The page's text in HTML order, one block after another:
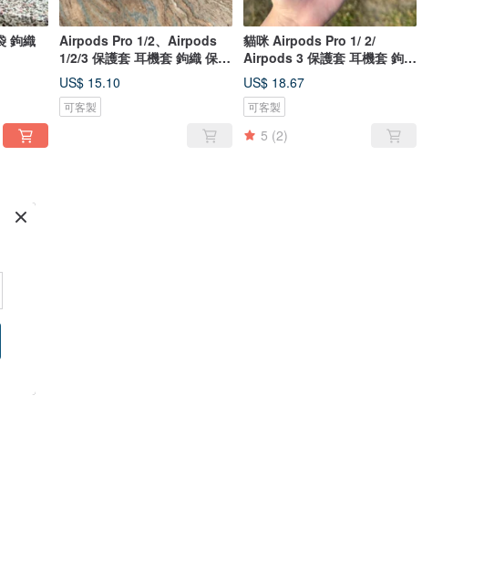
鉤織
Airpods Pro 1/2、Airpods
1/2/3 保護套 耳機套 鉤織 保護
殼
US$ 15.10
可客製
貓咪 Airpods Pro 1/ 2/
Airpods 3 保護套 耳機套 鉤織
保護殼
US$ 18.67
可客製
5 (2)